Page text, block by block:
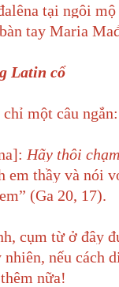
tại ngôi
tay Maria
Latin cổ
một câu
Hãy thôi
em thầy và nói
(Ga 20, 17).
cụm từ ở đây
nếu cách
nữa!